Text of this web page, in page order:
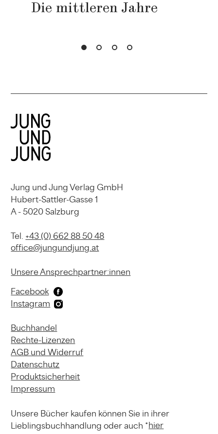
Die mittleren Jahre
Jung und Jung Verlag GmbH
Hubert-Sattler-Gasse 1
A - 5020 Salzburg
Tel. +43 (0) 662 88 50 48
office@jungundjung.at
Unsere Ansprechpartner:innen
Facebook
Instagram
Buchhandel
Rechte-Lizenzen
AGB und Widerruf
Datenschutz
Produktsicherheit
Impressum
Unsere Bücher kaufen könnenSie in ihrer
Lieblingsbuchhandlung oder auch *hier